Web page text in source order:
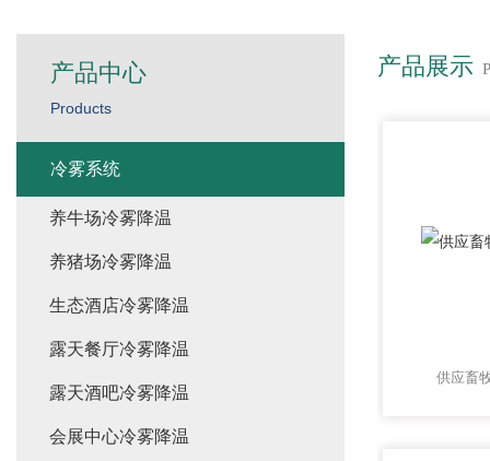
产品展示
供应畜
产品中心
Products
冷雾系统
养牛场冷雾降温
养猪场冷雾降温
生态酒店冷雾降温
露天餐厅冷雾降温
露天酒吧冷雾降温
会展中心冷雾降温